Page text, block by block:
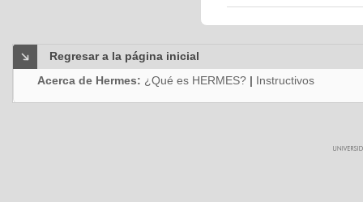
Regresar a la página inicial
Acerca de Hermes: ¿Qué es HERMES? | Instructivos